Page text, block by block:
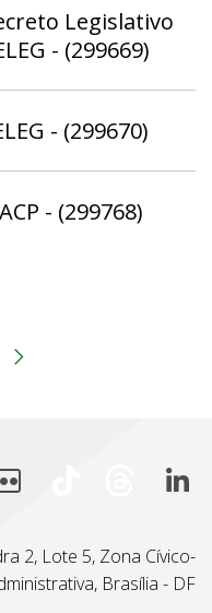
Legislativo
- (299669)
- (299670)
- (299768)
anterior
2, Lote 5, Zona Cívico-
Brasília - DF